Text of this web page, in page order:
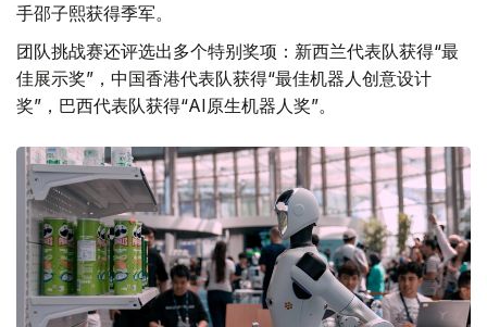
手邵子熙获得季军。
团队挑战赛还评选出多个特别奖项：新西兰代表队获得“最
佳展示奖”，中国香港代表队获得“最佳机器人创意设计
奖”，巴西代表队获得“AI原生机器人奖”。